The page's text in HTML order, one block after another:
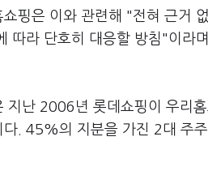
쇼핑은 이와 관련해 "전혀 근거
따라 단호히 대응할 방침"이라
지난 2006년 롯데쇼핑이 우리
다. 45%의 지분을 가진 2대 주